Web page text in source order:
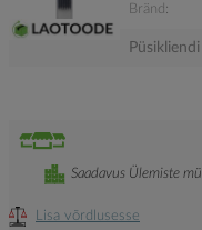
Bränd
Lisa võrdlusesse
Saadavus Ülemiste